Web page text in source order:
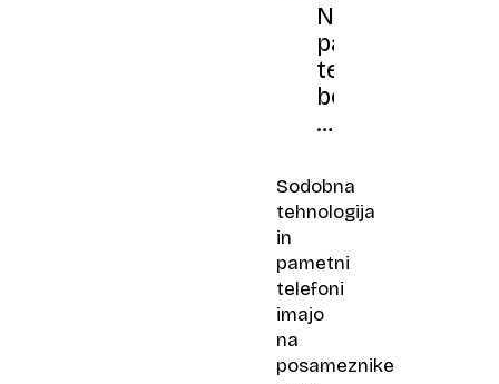
Nam
pametni
telefoni
bolj
škodijo,
si
mislimo?
Sodobna
tehnologija
in
pametni
telefoni
imajo
na
posameznike